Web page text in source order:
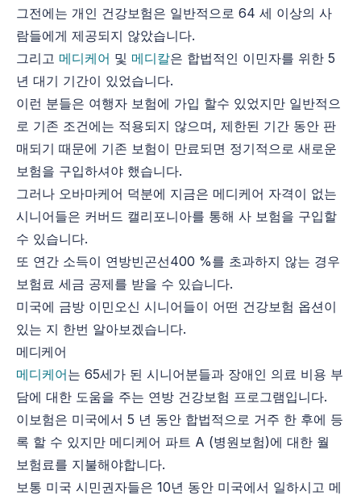
그전에는 개인 건강보험은 일반적으로 64 세 이상의 사
람들에게 제공되지 않았습니다.
그리고 메디케어 및 메디칼은 합법적인 이민자를 위한 5
년 대기 기간이 있었습니다.
이런 분들은 여행자 보험에 가입 할수 있었지만 일반적으
로 기존 조건에는 적용되지 않으며, 제한된 기간 동안 판
매되기 때문에 기존 보험이 만료되면 정기적으로 새로운
보험을 구입하셔야 했습니다.
그러나 오바마케어 덕분에 지금은 메디케어 자격이 없는
시니어들은 커버드 캘리포니아를 통해 사 보험을 구입할
수 있습니다.
또 연간 소득이 연방빈곤선400 %를 초과하지 않는 경우
보험료 세금 공제를 받을 수 있습니다.
미국에 금방 이민오신 시니어들이 어떤 건강보험 옵션이
있는 지 한번 알아보겠습니다.
메디케어
메디케어는 65세가 된 시니어분들과 장애인 의료 비용 부
담에 대한 도움을 주는 연방 건강보험 프로그램입니다.
이보험은 미국에서 5 년 동안 합법적으로 거주 한 후에 등
록 할 수 있지만 메디케어 파트 A (병원보험)에 대한 월
보험료를 지불해야합니다.
보통 미국 시민권자들은 10년 동안 미국에서 일하시고 메